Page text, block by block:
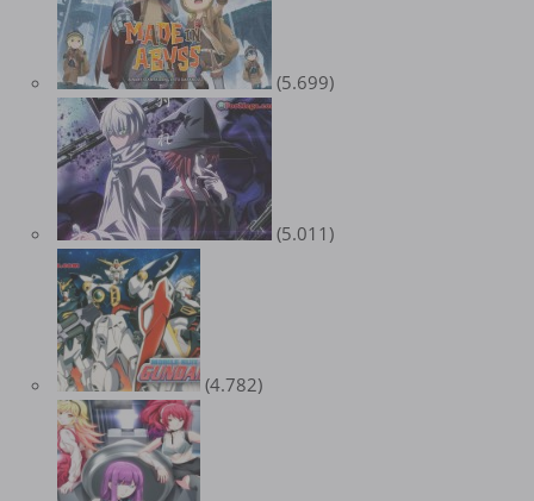
(5.699)
(5.011)
(4.782)